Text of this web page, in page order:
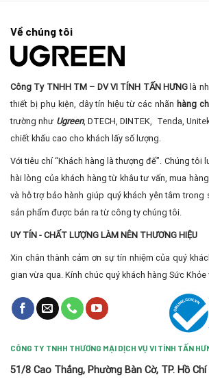
Về chúng tôi
Công Ty TNHH TM – DV VI TÍNH TẤN HƯNGlà
thiết bị phụ kiện, dây tín hiệu từ các nhãn hàng
trường như Ugreen, DTECH, DINTEK, Tenda,
chiết khấu cao cho khách lấy số lượng.
Với tiêu chí “Khách hàng là thượng đế”. Chúng tôi
hài lòng của khách hàng từ khâu tư vấn, mua
và hỗ trợ bảo hành giúp quý khách yên tâm trong
sản phẩm được bán ra từ công ty chúng tôi.
UY TÍN - CHẤT LƯỢNG LÀM NÊN THƯƠNG HIỆU
Xin chân thành cảm ơn sự tín nhiệm của quý
gian vừa qua. Kính chúc quý khách hàng Sức Khỏe
CÔNG TY TNHH THƯƠNG MẠI DỊCH VỤ VI TÍNH TẤN
51/8 Cao Thắng, Phường Bàn Cờ, TP. Hồ